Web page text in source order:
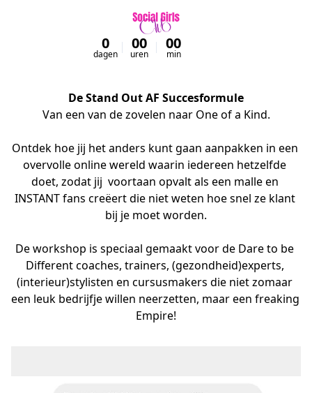
0
dagen
00
uren
00
min
De Stand Out AF Succesformule
Van een van de zovelen naar One of a Kind.
Ontdek hoe jij het anders kunt gaan aanpakken in een
overvolle online wereld waarin iedereen hetzelfde
doet, zodat jij  voortaan opvalt als een malle en
INSTANT fans creëert die niet weten hoe snel ze klant
bij je moet worden.
De workshop is speciaal gemaakt voor de Dare to be
Different coaches, trainers, (gezondheid)experts,
(interieur)stylisten en cursusmakers die niet zomaar
een leuk bedrijfje willen neerzetten, maar een freaking
Empire!